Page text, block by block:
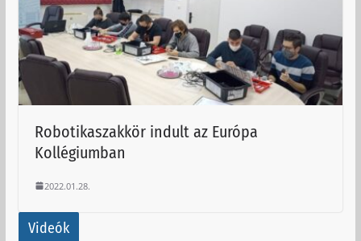
Robotikaszakkör indult az Európa
Kollégiumban
2022.01.28.
Videók